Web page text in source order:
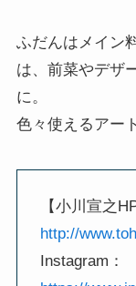
ふだんはメイン
は、前菜やデザ
に。
色々使えるアー
【小川宣之HP
http://
Instagram：